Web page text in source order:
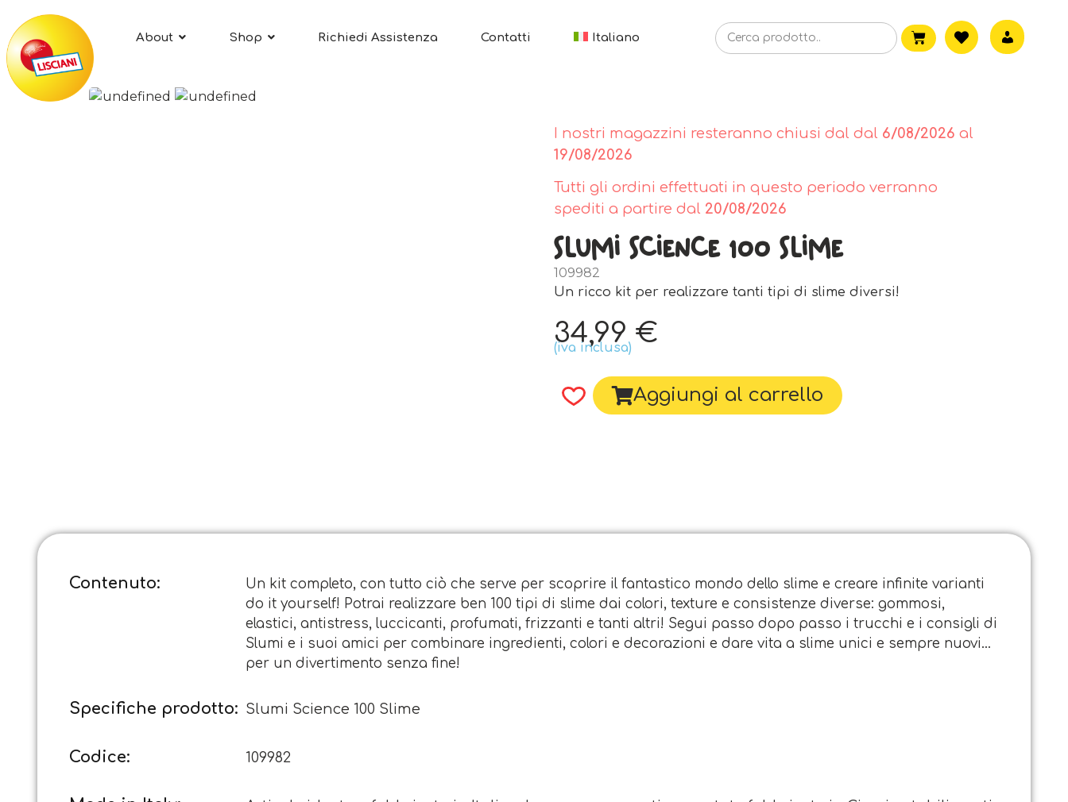
About Shop Richiedi Assistenza Contatti Italiano
I nostri magazzini resteranno chiusi dal dal 6/08/2026 al
19/08/2026
Tutti gli ordini effettuati in questo periodo verranno
spediti a partire dal 20/08/2026
Slumi Science 100 Slime
109982
Un ricco kit per realizzare tanti tipi di slime diversi!
34,99€
(iva inclusa)
Aggiungi al carrello
Contenuto:
Un kit completo, con tutto ciò che serve per scoprire il fantastico mondo dello slime e creare infinite varianti
do it yourself! Potrai realizzare ben 100 tipi di slime dai colori, texture e consistenze diverse: gommosi,
elastici, antistress, luccicanti, profumati, frizzanti e tanti altri! Segui passo dopo passo i trucchi e i consigli di
Slumi e i suoi amici per combinare ingredienti, colori e decorazioni e dare vita a slime unici e sempre nuovi…
per un divertimento senza fine!
Specifiche prodotto: Slumi Science 100 Slime
Codice: 109982